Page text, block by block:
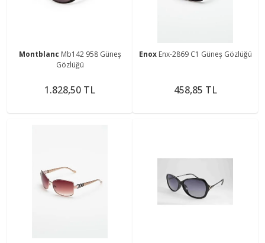
Montblanc Mb142 958 Güneş
Gözlüğü
1.828,50 TL
Enox Enx-2869 C1 Güneş Gözlüğü
458,85 TL